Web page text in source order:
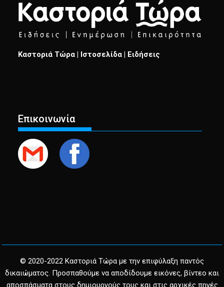
Καστοριά Τώρα | Ιστοσελίδα | Ειδήσεις
Επικοινωνία
© 2020-2022 Καστοριά Τώρα με την επιφύλαξη παντός
δικαιώματος. Προσπαθούμε να αποδίδουμε εικόνες, βίντεο και
αποσπάσματα στους δημιουργούς τους και στις αρχικές πηγές